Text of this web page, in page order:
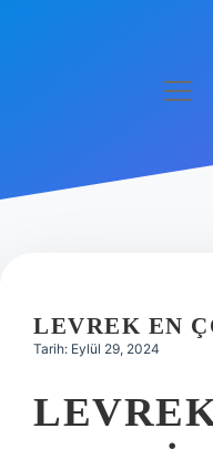
Hakkımızda
LEVREK EN
Tarih: Eylül 29, 2024